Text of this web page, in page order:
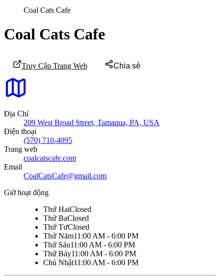
Coal Cats Cafe
Coal Cats Cafe
Truy Cập Trang Web Chia sẻ
Địa Chỉ
209 West Broad Street, Tamaqua, PA, USA
Điện thoại
(570) 710-4095
Trang web
coalcatscafe.com
Email
CoalCatsCafe@gmail.com
Giờ hoạt động
Thứ HaiClosed
Thứ BaClosed
Thứ TưClosed
Thứ Năm11:00 AM - 6:00 PM
Thứ Sáu11:00 AM - 6:00 PM
Thứ Bảy11:00 AM - 6:00 PM
Chủ Nhật11:00 AM - 6:00 PM